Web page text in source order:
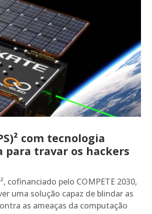
com tecnologia
para travar os hackers
cofinanciado pelo COMPETE 2030,
uma solução capaz de blindar as
as ameaças da computação